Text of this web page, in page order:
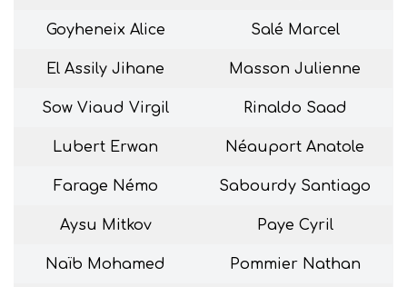
Goyheneix Alice Salé Marcel
El Assily Jihane Masson Julienne
Sow Viaud Virgil Rinaldo Saad
Lubert Erwan Néauport Anatole
Farage Némo Sabourdy Santiago
Aysu Mitkov Paye Cyril
Naïb Mohamed Pommier Nathan